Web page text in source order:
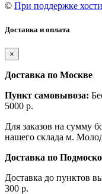
© При поддержке
Доставка и оплата
×
Доставка по Москве
Пункт самовывоза:
5000 р.
Для заказов на сумму
нашего склада м.
Доставка по
Доставка до пунктов
300 р.